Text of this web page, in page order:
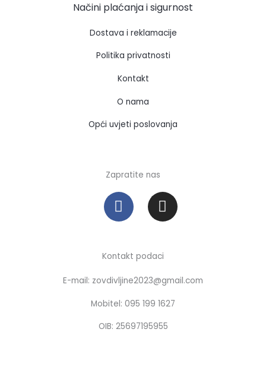
Načini plaćanja i sigurnost
Dostava i reklamacije
Politika privatnosti
Kontakt
O nama
Opći uvjeti poslovanja
Zapratite nas
F
a
c
b
o
o
k
I
n
s
a
r
a
m
Kontakt podaci
E-mail: zovdivljine2023@gmail.com
Mobitel: 095 199 1627
OIB: 25697195955